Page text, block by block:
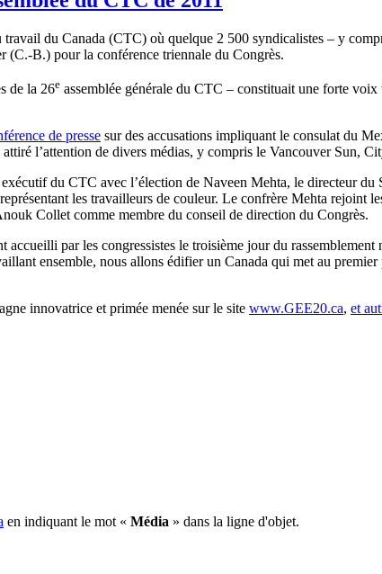
du Canada (CTC) où quelque 2 500 syndicalistes – y
(C.-B.) pour la conférence triennale du Congrès.
de la 26e assemblée générale du CTC – constituait une forte voix
de presse sur des accusations impliquant le consulat du
l’attention de divers médias, y compris le Vancouver Sun,
du CTC avec l’élection de Naveen Mehta, le directeur du
les travailleurs de couleur. Le confrère Mehta rejoint
Collet comme membre du conseil de direction du Congrès.
par les congressistes le troisième jour du rassemblement
ensemble, nous allons édifier un Canada qui met au
innovatrice et primée menée sur le site www.GEE20.ca, et
en indiquant le mot « Média » dans la ligne d'objet.